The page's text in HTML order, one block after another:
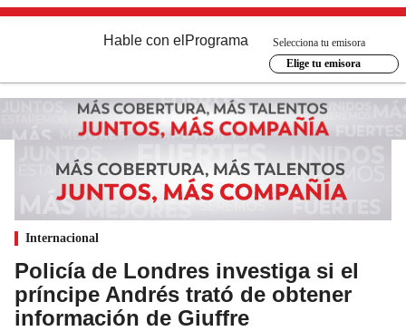
Hable con el Programa
Selecciona tu emisora
Elige tu emisora
Internacional
Policía de Londres investiga si el
príncipe Andrés trató de obtener
información de Giuffre